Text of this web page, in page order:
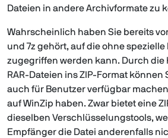
Dateien in andere Archivformate zu
Wahrscheinlich haben Sie bereits
und 7z gehört, auf die ohne spezielle
zugegriffen werden kann. Durch die
RAR-Dateien ins ZIP-Format können
auch für Benutzer verfügbar
auf WinZip haben. Zwar bietet eine
dieselben Verschlüsselungstools,
Empfänger die Datei anderenfalls